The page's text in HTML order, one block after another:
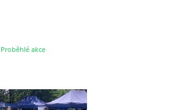
Proběhlé akce